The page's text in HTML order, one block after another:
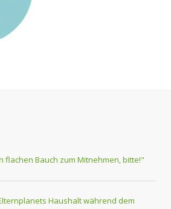
flachen Bauch zum Mitnehmen, bitte!"
Haushalt während dem